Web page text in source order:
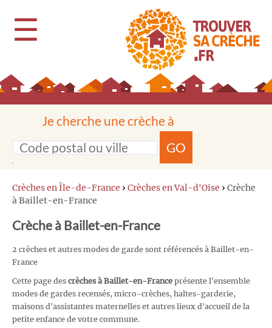
☰
Je cherche une crèche à
GO
Crèches en Île-de-France › Crèches en Val-d'Oise › Crèche
à Baillet-en-France
Crèche à Baillet-en-France
2 crèches et autres modes de garde sont référencés à Baillet-en-
France
Cette page des crèches à Baillet-en-France présente l'ensemble
modes de gardes recensés, micro-crèches, haltes-garderie,
maisons d'assistantes maternelles et autres lieux d'accueil de la
petite enfance de votre commune.